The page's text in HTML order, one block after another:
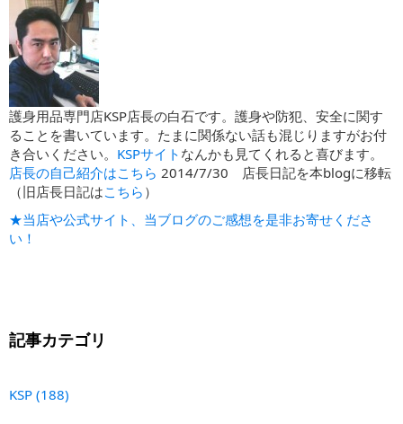
護身用品専門店KSP店長の白石です。護身や防犯、安全に関す
ることを書いています。たまに関係ない話も混じりますがお付
き合いください。 KSPサイト なんかも見てくれると喜びます。
店長の自己紹介はこちら 2014/7/30 店長日記を本blogに移転
（旧店長日記はこちら ）
★当店や公式サイト、当ブログのご感想を是非お寄せくださ
い！
記事カテゴリ
KSP (188)